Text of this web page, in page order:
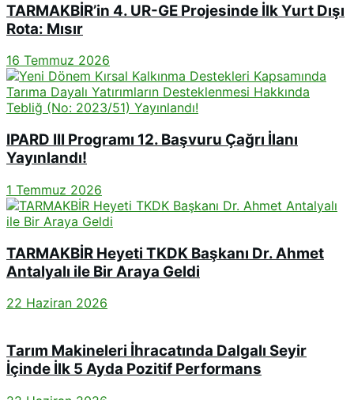
TARMAKBİR’in 4. UR-GE Projesinde İlk Yurt Dışı
Rota: Mısır
16 Temmuz 2026
IPARD III Programı 12. Başvuru Çağrı İlanı
Yayınlandı!
1 Temmuz 2026
TARMAKBİR Heyeti TKDK Başkanı Dr. Ahmet
Antalyalı ile Bir Araya Geldi
22 Haziran 2026
Tarım Makineleri İhracatında Dalgalı Seyir
İçinde İlk 5 Ayda Pozitif Performans